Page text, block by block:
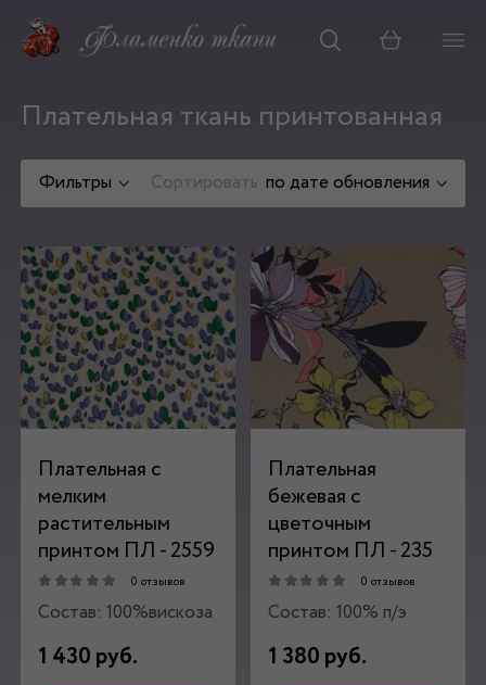
Корзина
Плательная ткань принтованная
Фильтры Сортировать по дате обновления
Плательная с
мелким
растительным
принтом ПЛ - 2559
0 отзывов
Состав: 100%вискоза
1 430 руб.
Плательная
бежевая с
цветочным
принтом ПЛ - 235
0 отзывов
Состав: 100% п/э
1 380 руб.